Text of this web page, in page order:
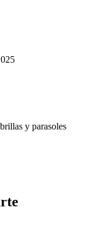
y parasoles